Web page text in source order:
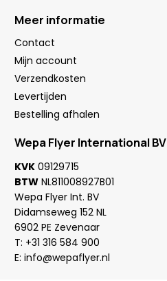
Meer informatie
Contact
Mijn account
Verzendkosten
Levertijden
Bestelling afhalen
Wepa Flyer International BV
KVK 09129715
BTW NL811008927B01
Wepa Flyer Int. BV
Didamseweg 152 NL
6902 PE Zevenaar
T: +31 316 584 900
E: info@wepaflyer.nl